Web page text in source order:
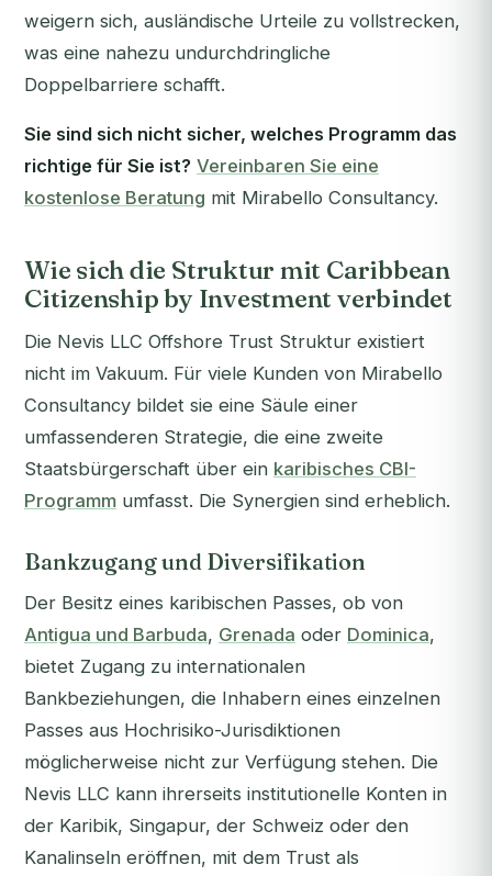
weigern sich, ausländische Urteile zu vollstrecken,
was eine nahezu undurchdringliche
Doppelbarriere schafft.
Sie sind sich nicht sicher, welches Programm das
richtige für Sie ist? Vereinbaren Sie eine
kostenlose Beratung mit Mirabello Consultancy.
Wie sich die Struktur mit Caribbean
Citizenship by Investment verbindet
Die Nevis LLC Offshore Trust Struktur existiert
nicht im Vakuum. Für viele Kunden von Mirabello
Consultancy bildet sie eine Säule einer
umfassenderen Strategie, die eine zweite
Staatsbürgerschaft über ein karibisches CBI-
Programm umfasst. Die Synergien sind erheblich.
Bankzugang und Diversifikation
Der Besitz eines karibischen Passes, ob von
Antigua und Barbuda, Grenada oder Dominica,
bietet Zugang zu internationalen
Bankbeziehungen, die Inhabern eines einzelnen
Passes aus Hochrisiko-Jurisdiktionen
möglicherweise nicht zur Verfügung stehen. Die
Nevis LLC kann ihrerseits institutionelle Konten in
der Karibik, Singapur, der Schweiz oder den
Kanalinseln eröffnen, mit dem Trust als